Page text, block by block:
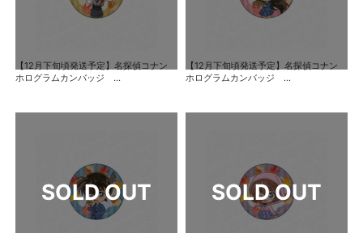
【12月下旬頃発送予定】名探偵コナン
ホログラムカンバッジ ...
【12月下旬頃発送予定】名探偵コナン
ホログラムカンバッジ ...